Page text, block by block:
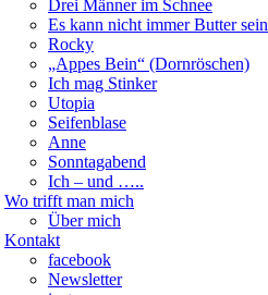
Drei Männer im Schnee
Es kann nicht immer Butter sein
Rocky
„Appes Bein“ (Dornröschen)
Ich mag Stinker
Utopia
Seifenblase
Anne
Sonntagabend
Ich – und …..
Wo trifft man mich
Über mich
Kontakt
facebook
Newsletter